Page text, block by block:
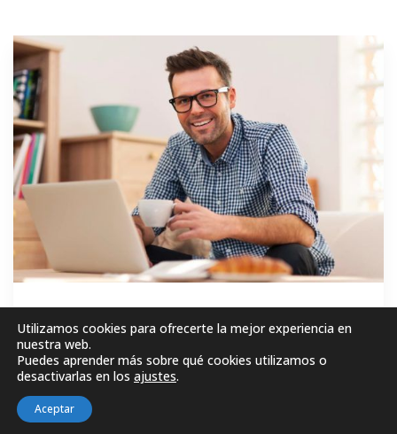
GRATIS
MATRICÚLESE AHORA!
Utilizamos cookies para ofrecerte la mejor experiencia en
nuestra web.
Puedes aprender más sobre qué cookies utilizamos o
desactivarlas en los ajustes.
Aceptar